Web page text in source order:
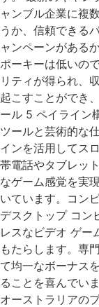
ャンブル企業に複
うか、信頼できる
ャンペーンがある
ポーキーは低いの
リティが得られ、
起こすことができ
ール 5 ペイライン
ツールと芸術的な
インを活用してス
帯電話やタブレッ
なゲーム感覚を実
いています。コン
デスクトップ コン
レスなビデオ ゲー
もたらします。専
て均一なボーナス
ることを喜んでい
オーストラリアの